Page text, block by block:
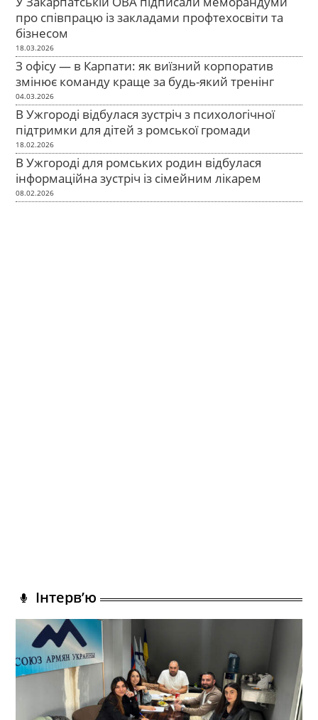
про співпрацю із закладами профтехосвіти та
бізнесом
18.03.2026
З офісу — в Карпати: як виїзний корпоратив
змінює команду краще за будь-який тренінг
04.03.2026
В Ужгороді відбулася зустріч з психологічної
підтримки для дітей з ромської громади
18.02.2026
В Ужгороді для ромських родин відбулася
інформаційна зустріч із сімейним лікарем
08.02.2026
Інтерв’ю